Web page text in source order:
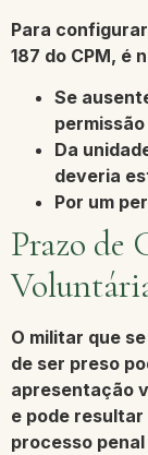
Para
187 do CPM, é
Se
Da
deveria
Por um
Prazo de
O militar que
de ser preso
apresentação
e pode
processo